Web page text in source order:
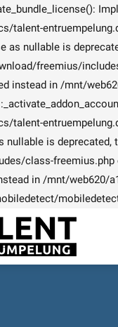
talent-
as nullable is
freemius/
instead in /mnt/
talent-
nullable is
class-freemius.php
in /mnt/